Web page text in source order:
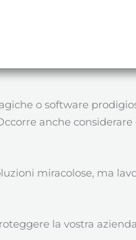
o software
anche
miracolose, ma
la vostra